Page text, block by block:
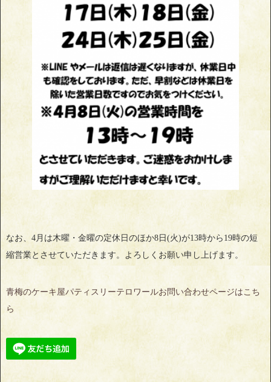
なお、4月は木曜・金曜の定休日のほか8日(火)が13時から19時の短
縮営業とさせていただきます。よろしくお願い申し上げます。
青梅のケーキ屋パティスリーテロワールお問い合わせページはこち
ら